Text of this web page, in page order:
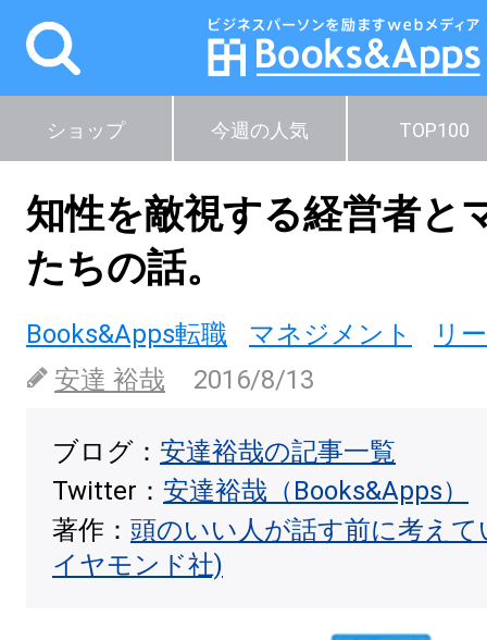
ショップ 今週の人気 TOP100
知性を敵視する経営者と
たちの話。
Books&Apps転職 マネジメント
リ
安達 裕哉
2016/8/13
ブログ： 安達裕哉の記事一覧
Twitter： 安達裕哉（Books&Apps）
著作： 頭のいい人が話す前に考え
イヤモンド社)